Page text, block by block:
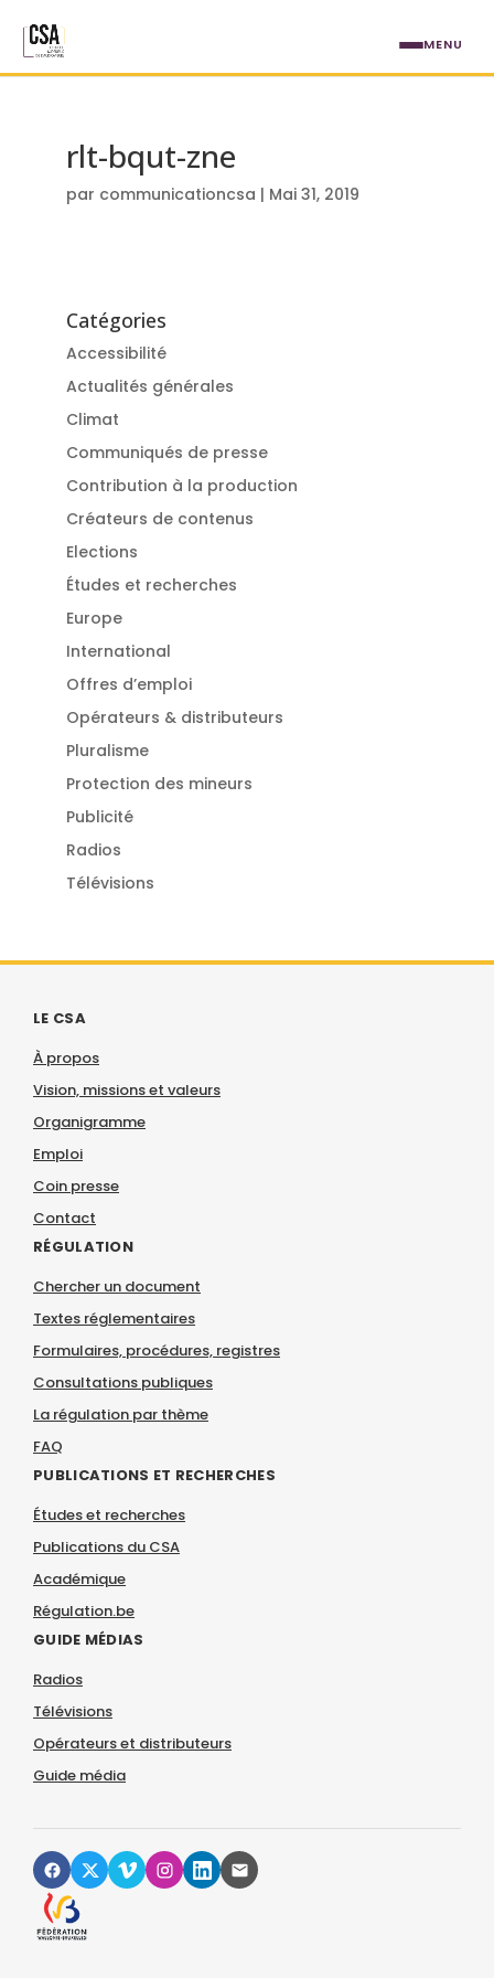
rlt-bqut-zne
par communicationcsa | Mai 31, 2019
Catégories
Accessibilité
Actualités générales
Climat
Communiqués de presse
Contribution à la production
Créateurs de contenus
Elections
Études et recherches
Europe
International
Offres d’emploi
Opérateurs & distributeurs
Pluralisme
Protection des mineurs
Publicité
Radios
Télévisions
LE CSA
À propos
Vision, missions et valeurs
Organigramme
Emploi
Coin presse
Contact
RÉGULATION
Chercher un document
Textes réglementaires
Formulaires, procédures, registres
Consultations publiques
La régulation par thème
FAQ
PUBLICATIONS ET RECHERCHES
Études et recherches
Publications du CSA
Académique
Régulation.be
GUIDE MÉDIAS
Radios
Télévisions
Opérateurs et distributeurs
Guide média
MENU